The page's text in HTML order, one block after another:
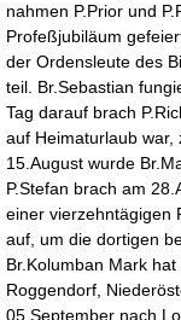
nahmen P.Prior und
Profeßjubiläum
der Ordensleute des
teil. Br.Sebastian
Tag darauf brach
auf Heimaturlaub war,
15.August wurde
P.Stefan brach am
einer vierzehntägigen
auf, um die dortigen
Br.Kolumban Mark
Roggendorf,
05.September nach